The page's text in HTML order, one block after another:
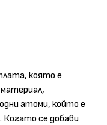
която е
атоми, който е
Когато се добави